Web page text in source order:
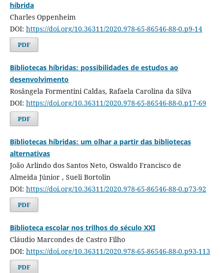
híbrida
Charles Oppenheim
DOI: https://doi.org/10.36311/2020.978-65-86546-88-0.p9-14
PDF
Bibliotecas híbridas: possibilidades de estudos ao
desenvolvimento
Rosângela Formentini Caldas, Rafaela Carolina da Silva
DOI: https://doi.org/10.36311/2020.978-65-86546-88-0.p17-69
PDF
Bibliotecas híbridas: um olhar a partir das bibliotecas
alternativas
João Arlindo dos Santos Neto, Oswaldo Francisco de
Almeida Júnior , Sueli Bortolin
DOI: https://doi.org/10.36311/2020.978-65-86546-88-0.p73-92
PDF
Biblioteca escolar nos trilhos do século XXI
Cláudio Marcondes de Castro Filho
DOI: https://doi.org/10.36311/2020.978-65-86546-88-0.p93-113
PDF